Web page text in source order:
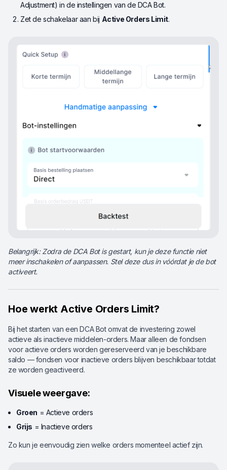
Adjustment) in de instellingen van de DCA Bot.
Zet de schakelaar aan bij Active Orders Limit.
Belangrijk: Zodra de DCA Bot is gestart, kun je deze functie niet
meer inschakelen of aanpassen. Stel deze dus in vóórdat je de bot
activeert.
Hoe werkt Active Orders Limit?
Bij het starten van een DCA Bot omvat de investering zowel
actieve als inactieve middelen-orders. Maar alleen de fondsen
voor actieve orders worden gereserveerd van je beschikbare
saldo — fondsen voor inactieve orders blijven beschikbaar totdat
ze worden geactiveerd.
Visuele weergave:
Groen = Actieve orders
Grijs = Inactieve orders
Zo kun je eenvoudig zien welke orders momenteel actief zijn.